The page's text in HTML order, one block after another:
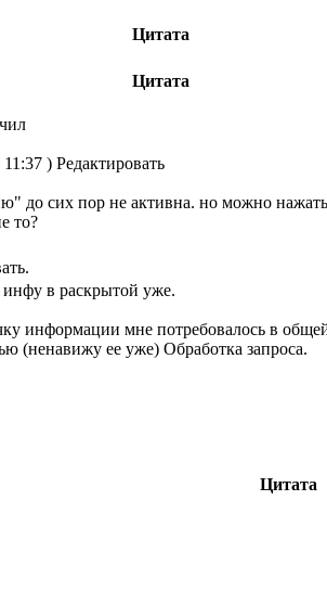
Цитата
Цитата
) Редактировать
до сих пор не активна. но можно
то?
инфу в раскрытой уже.
информации мне потребовалось в
(ненавижу ее уже) Обработка запроса.
Цитата